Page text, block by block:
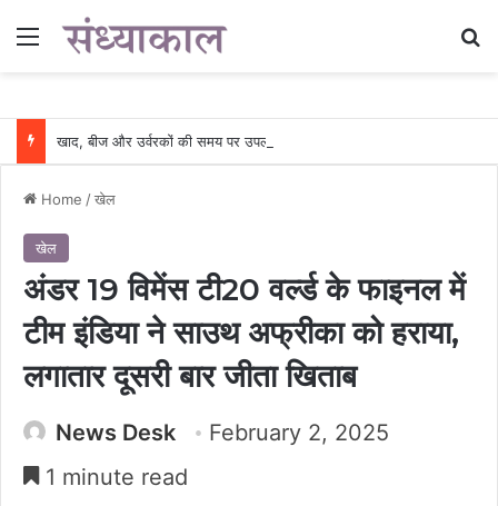
Menu
Home /खेल
खेल
अंडर 19 विमेंस टी20 वर्ल्ड के फाइनल में
टीम इंडिया ने साउथ अफ्रीका को हराया,
लगातार दूसरी बार जीता खिताब
News Desk
February 2, 2025
1 minute read